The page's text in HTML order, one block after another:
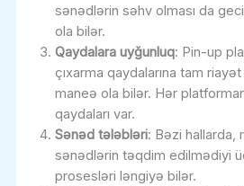
sənədlərin səhv olması da
ola bilər.
Qaydalara uyğunluq: Pin-up
çıxarma qaydalarına tam
maneə ola bilər. Hər
qaydaları var.
Sənəd tələbləri: Bəzi hallarda,
sənədlərin təqdim edilmədiyi
prosesləri ləngiyə bilər.